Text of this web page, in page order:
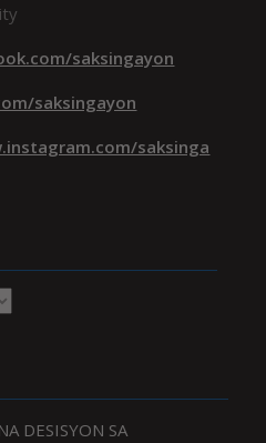
saksingayon
saksingayon
saksinga
DESISYON SA